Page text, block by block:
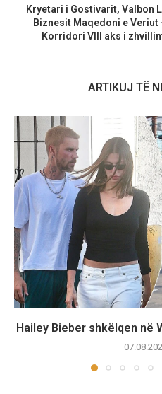
Kryetari i Gostivarit, Valbon
Biznesit Maqedoni e Veriut
Korridori VIII aks i
ARTIKUJ TË
Hailey Bieber shkëlqen në